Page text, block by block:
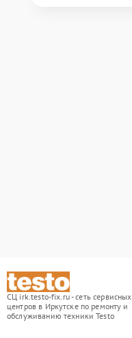
СЦ irk.testo-fix.ru - сеть сервисных
центров в Иркутске по ремонту и
обслуживанию техники Testo